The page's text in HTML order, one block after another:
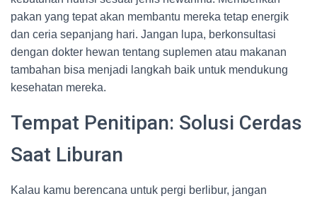
pakan yang tepat akan membantu mereka tetap energik
dan ceria sepanjang hari. Jangan lupa, berkonsultasi
dengan dokter hewan tentang suplemen atau makanan
tambahan bisa menjadi langkah baik untuk mendukung
kesehatan mereka.
Tempat Penitipan: Solusi Cerdas
Saat Liburan
Kalau kamu berencana untuk pergi berlibur, jangan